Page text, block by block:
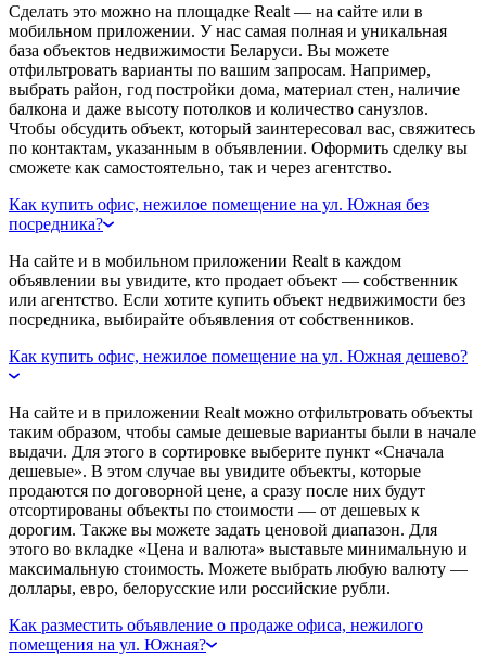
Сделать это можно на площадке Realt — на сайте или в
мобильном приложении. У нас самая полная и уникальная
база объектов недвижимости Беларуси. Вы можете
отфильтровать варианты по вашим запросам. Например,
выбрать район, год постройки дома, материал стен, наличие
балкона и даже высоту потолков и количество санузлов.
Чтобы обсудить объект, который заинтересовал вас, свяжитесь
по контактам, указанным в объявлении. Оформить сделку вы
сможете как самостоятельно, так и через агентство.
Как купить офис, нежилое помещение на ул. Южная без
посредника?
На сайте и в мобильном приложении Realt в каждом
объявлении вы увидите, кто продает объект — собственник
или агентство. Если хотите купить объект недвижимости без
посредника, выбирайте объявления от собственников.
Как купить офис, нежилое помещение на ул. Южная дешево?
На сайте и в приложении Realt можно отфильтровать объекты
таким образом, чтобы самые дешевые варианты были в начале
выдачи. Для этого в сортировке выберите пункт «Сначала
дешевые». В этом случае вы увидите объекты, которые
продаются по договорной цене, а сразу после них будут
отсортированы объекты по стоимости — от дешевых к
дорогим. Также вы можете задать ценовой диапазон. Для
этого во вкладке «Цена и валюта» выставьте минимальную и
максимальную стоимость. Можете выбрать любую валюту —
доллары, евро, белорусские или российские рубли.
Как разместить объявление о продаже офиса, нежилого
помещения на ул. Южная?